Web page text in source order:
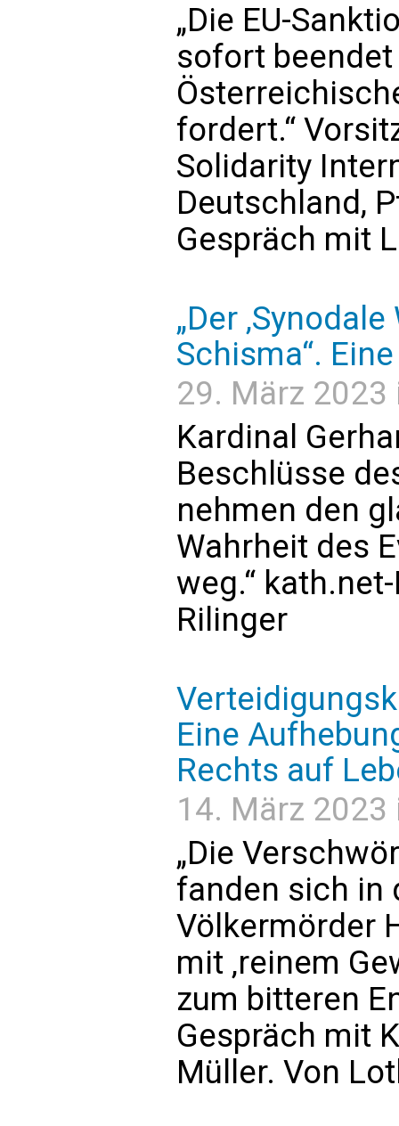
„Die EU-
sofort
fordert.“
Solidarity
Deutschland,
Gespräch mit
„Der
Schisma“.
29. März
Kardinal
Beschlüsse
nehmen den
Wahrheit des
weg.“
Rilinger
Eine
Rechts auf
14. März
„Die
fanden sich in
Völkermörder
mit ‚reinem
zum bitteren
Gespräch mit
Müller. Von